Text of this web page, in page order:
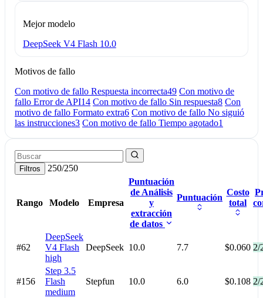
Mejor modelo
DeepSeek V4 Flash 10.0
Motivos de fallo
Con motivo de fallo Respuesta incorrecta49 Con motivo de
fallo Error de API14 Con motivo de fallo Sin respuesta8 Con
motivo de fallo Formato extra6 Con motivo de fallo No siguió
las instrucciones3 Con motivo de fallo Tiempo agotado1
Filtros 250/250
Rango Modelo Empresa
Puntuación
de Análisis
y
extracción
de datos
Puntuación
Costo
total
#62
DeepSeek
V4 Flash
high
DeepSeek 10.0 7.7 $0.060 2/
#156
Step 3.5
Flash
medium
Stepfun 10.0 6.0 $0.108 2/